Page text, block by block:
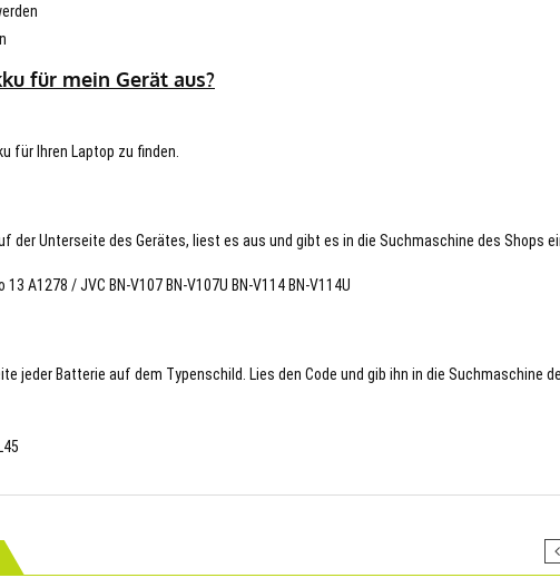
für mein Gerät aus?
für Ihren Laptop zu finden.
der Unterseite des Gerätes, liest es aus und gibt es in die Suchmaschine des Shops
A1278 / JVC BN-V107 BN-V107U BN-V114 BN-V114U
jeder Batterie auf dem Typenschild. Lies den Code und gib ihn in die Suchmaschine